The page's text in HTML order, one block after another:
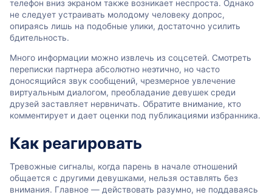
телефон вниз экраном также возникает неспроста. Однако
не следует устраивать молодому человеку допрос,
опираясь лишь на подобные улики, достаточно усилить
бдительность.
Много информации можно извлечь из соцсетей. Смотреть
переписки партнера абсолютно неэтично, но часто
доносящийся звук сообщений, чрезмерное увлечение
виртуальным диалогом, преобладание девушек среди
друзей заставляет нервничать. Обратите внимание, кто
комментирует и дает оценки под публикациями избранника.
Как реагировать
Тревожные сигналы, когда парень в начале отношений
общается с другими девушками, нельзя оставлять без
внимания. Главное — действовать разумно, не поддаваясь